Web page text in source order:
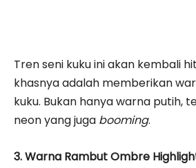
Tren seni kuku ini akan kembali
khasnya adalah memberikan
kuku. Bukan hanya warna putih,
neon yang juga booming.
3. Warna Rambut Ombre